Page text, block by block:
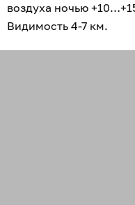
воздуха ночью
Видимость 4-7 км.